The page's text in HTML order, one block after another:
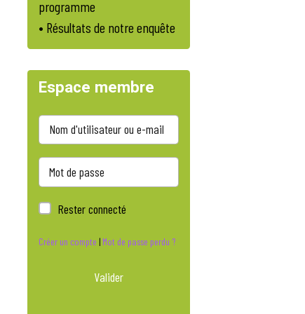
programme
• Résultats de notre enquête
Espace membre
Rester connecté
Créer un compte | Mot de passe perdu ?
Valider